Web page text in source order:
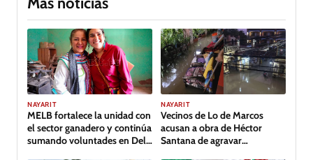
NAYARIT
MELB fortalece la unidad con
el sector ganadero y continúa
sumando voluntades en Del
NAYARIT
Vecinos de Lo de Marcos
acusan a obra de Héctor
Santana de agravar